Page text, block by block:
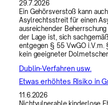
29.7.2026
Ein Gehörsverstoß kann
Asylrechtsstreit für einen
ausreichender
der Lage ist, sich
entgegen § 55 VwGO i.V.m.
kein geeigneter
Dublin-Verfahren usw.
Etwas erhöhtes Risiko in
11.6.2026
Nichtvulnerable kinderlose